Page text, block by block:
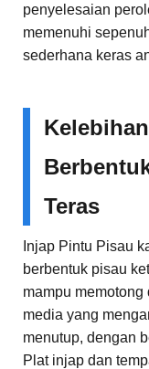
penyelesaian
memenuhi
sederhana keras
Teras
Injap Pintu Pisau
berbentuk pisau
mampu
media yang
menutup, dengan
Plat injap dan